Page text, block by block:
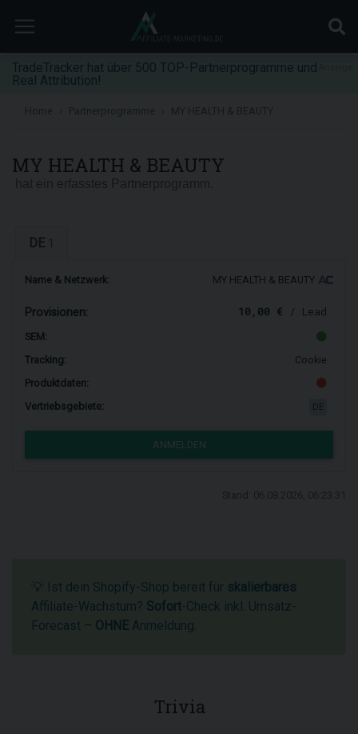
TradeTracker hat über 500 TOP-Partnerprogramme und
Real Attribution!
Home Partnerprogramme
MY HEALTH & BEAUTY
DE
Name & Netzwerk: MY HEALTH & BEAUTY
Provisionen: 10,00 € / Lead
SEM:
Tracking:
Cookie
Produktdaten:
Vertriebsgebiete:
ANMELDEN
💡 Ist dein Shopify-Shop bereit für skalierbares
Affiliate-Wachstum? Sofort-Check inkl. Umsatz-
Forecast – OHNE Anmeldung.
Trivia